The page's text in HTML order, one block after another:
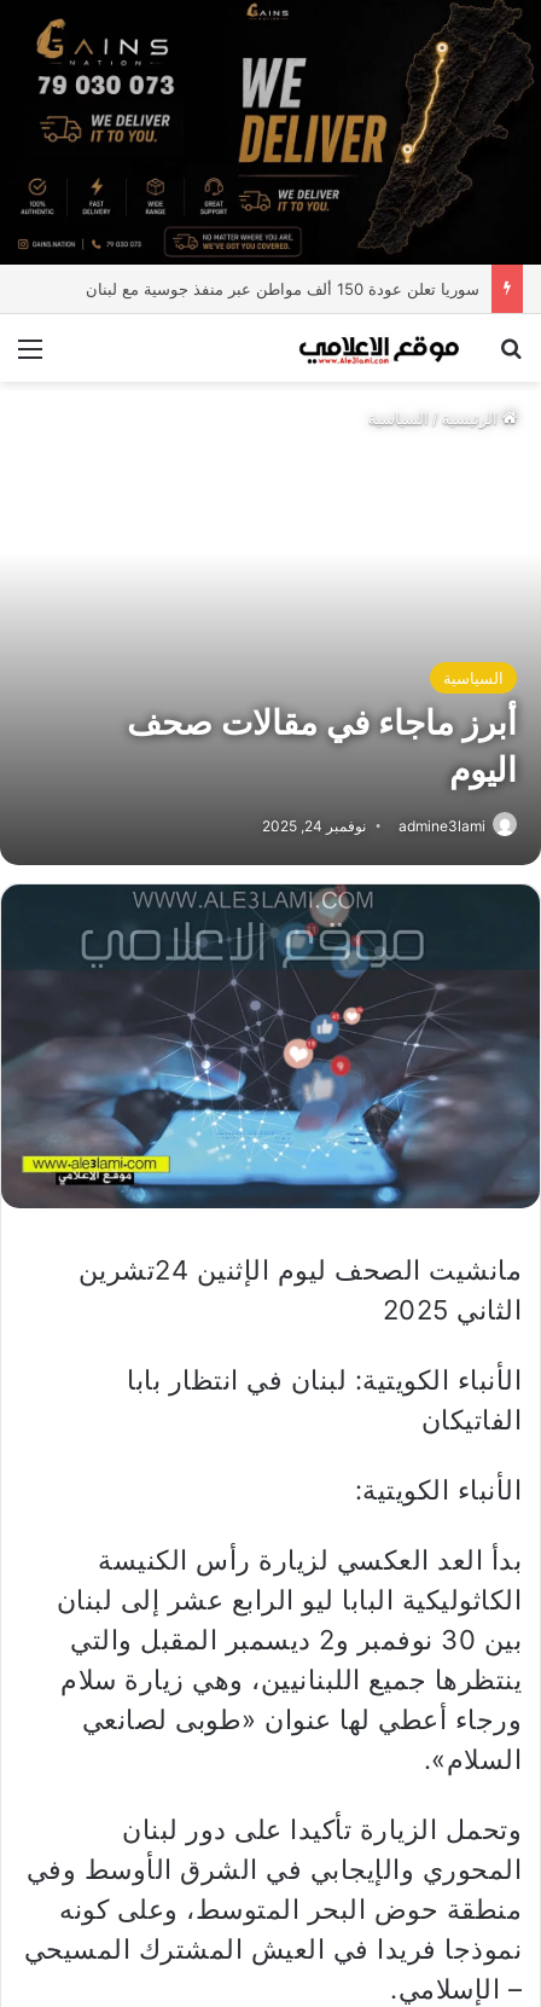
سوريا تعلن عودة 150 ألف مواطن عبر منفذ جوسية مع لبنان
بحث عن
الرئيسية/ السياسية
السياسية
أبرز ماجاء في مقالات صحف
اليوم
admine3lami نوفمبر 24, 2025
مانشيت الصحف ليوم الإثنين 24تشرين
الثاني 2025
الأنباء الكويتية: لبنان في انتظار بابا
الفاتيكان
الأنباء الكويتية:
بدأ العد العكسي لزيارة رأس الكنيسة
الكاثوليكية البابا ليو الرابع عشر إلى لبنان
بين 30 نوفمبر و2 ديسمبر المقبل والتي
ينتظرها جميع اللبنانيين، وهي زيارة سلام
ورجاء أعطي لها عنوان «طوبى لصانعي
السلام».
وتحمل الزيارة تأكيدا على دور لبنان
المحوري والإيجابي في الشرق الأوسط وفي
منطقة حوض البحر المتوسط، وعلى كونه
نموذجا فريدا في العيش المشترك المسيحي
– الإسلامي.